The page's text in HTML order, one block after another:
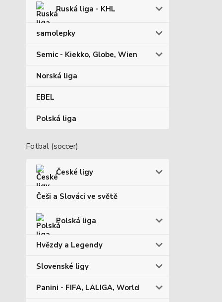
Ruská liga - KHL
samolepky
Semic - Kiekko, Globe, Wien
Norská liga
EBEL
Polská liga
Fotbal (soccer)
České ligy
Češi a Slováci ve světě
Polská liga
Hvězdy a Legendy
Slovenské ligy
Panini - FIFA, LALIGA, World